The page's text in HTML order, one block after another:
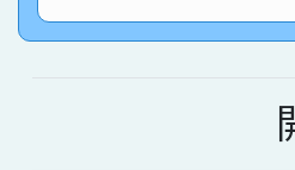
指導老師
賽 劉文瑛
臺灣台語-
賀！本校
市賽榮獲